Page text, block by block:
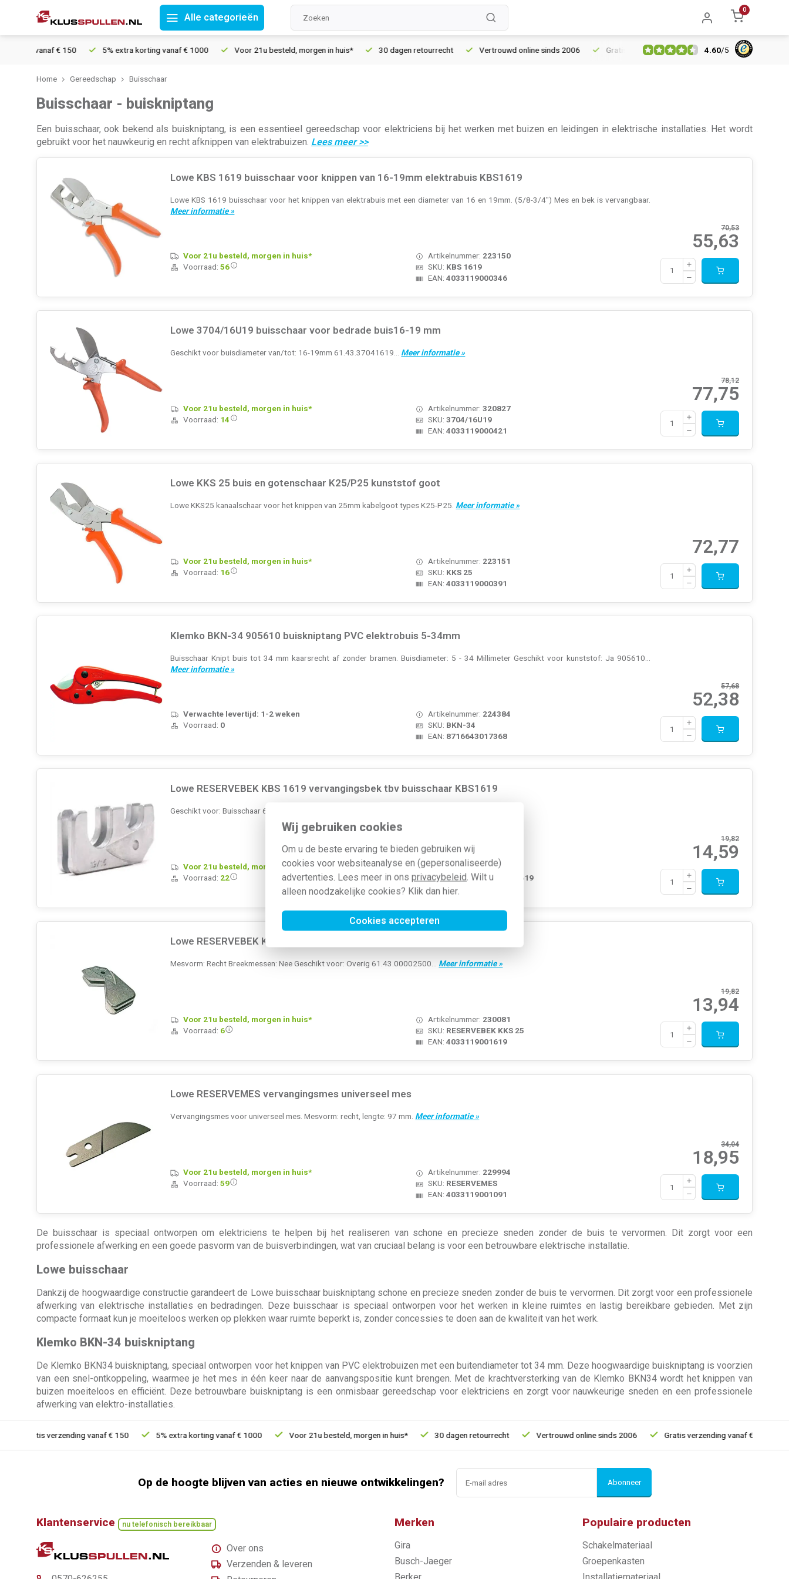
Wij gebruiken cookies
Om u de beste ervaring te bieden gebruiken wij
cookies voor websiteanalyse en (gepersonaliseerde)
advertenties. Lees meer in ons privacybeleid. Wilt u
alleen noodzakelijke cookies? Klik dan hier.
Cookies accepteren
Alle categorieën
0
vanaf € 150 5% extra korting vanaf € 1000 Voor 21u besteld, morgen in huis* 30 dagen retourrecht Vertrouwd online sinds 2006 Gratis verzending vanaf € 150 5% extra korting
4.60/5
Home Gereedschap Buisschaar
Buisschaar - buiskniptang
Een buisschaar, ook bekend als buiskniptang, is een essentieel gereedschap voor elektriciens bij het werken met buizen en leidingen in elektrische installaties. Het wordt
gebruikt voor het nauwkeurig en recht afknippen van elektrabuizen. Lees meer>>
Lowe KBS 1619 buisschaar voor knippen van 16-19mm elektrabuis KBS1619
Lowe KBS 1619 buisschaar voor het knippen van elektrabuis met een diameter van 16 en 19mm. (5/8-3/4") Mes en bek is vervangbaar.
Meer informatie »
70,53
55,63
Artikelnummer: 223150
SKU: KBS 1619
EAN:4033119000346
Voor 21u besteld, morgen in huis*
Voorraad: 56
Lowe 3704/16U19 buisschaar voor bedrade buis16-19 mm
Geschikt voor buisdiameter van/tot: 16-19mm 61.43.37041619... Meer informatie »
78,12
77,75
Artikelnummer:320827
SKU:3704/16U19
EAN:4033119000421
Voor 21u besteld, morgen in huis*
Voorraad: 14
Lowe KKS 25 buis en gotenschaar K25/P25 kunststof goot
Lowe KKS25 kanaalschaar voor het knippen van 25mm kabelgoot types K25-P25. Meer informatie »
72,77
Artikelnummer: 223151
SKU: KKS 25
EAN:4033119000391
Voor 21u besteld, morgen in huis*
Voorraad: 16
Klemko BKN-34 905610 buiskniptang PVC elektrobuis 5-34mm
Buisschaar Knipt buis tot 34 mm kaarsrecht af zonder bramen. Buisdiameter: 5 - 34 Millimeter Geschikt voor kunststof: Ja 905610...
Meer informatie »
57,68
52,38
Artikelnummer: 224384
SKU: BKN-34
EAN: 8716643017368
Verwachte levertijd: 1-2 weken
Voorraad: 0
Lowe RESERVEBEK KBS 1619 vervangingsbek tbv buisschaar KBS1619
Geschikt voor: Buisschaar 61.43.00001619...
19,82
14,59
Artikelnummer:230051
SKU:RESERVEBEK KBS 1619
EAN:4033119001626
Voor 21u besteld, morgen in huis*
Voorraad: 22
Lowe RESERVEBEK KKS 25 vervangingsbek tbv KKS 25 gotenschaar
Mesvorm: Recht Breekmessen: Nee Geschikt voor: Overig 61.43.00002500... Meer informatie »
19,82
13,94
Artikelnummer: 230081
SKU: RESERVEBEK KKS 25
EAN:4033119001619
Voor 21u besteld, morgen in huis*
Voorraad: 6
Lowe RESERVEMES vervangingsmes universeel mes
Vervangingsmes voor universeel mes. Mesvorm: recht, lengte: 97 mm. Meer informatie »
34,04
18,95
Artikelnummer: 229994
SKU: RESERVEMES
EAN:4033119001091
Voor 21u besteld, morgen in huis*
Voorraad: 59
De buisschaar is speciaal ontworpen om elektriciens te helpen bij het realiseren van schone en precieze sneden zonder de buis te vervormen. Dit zorgt voor een
professionele afwerking en een goede pasvorm van de buisverbindingen, wat van cruciaal belang is voor een betrouwbare elektrische installatie.
Lowe buisschaar
Dankzij de hoogwaardige constructie garandeert de Lowe buisschaar buiskniptang schone en precieze sneden zonder de buis te vervormen. Dit zorgt voor een professionele
afwerking van elektrische installaties en bedradingen. Deze buisschaar is speciaal ontworpen voor het werken in kleine ruimtes en lastig bereikbare gebieden. Met zijn
compacte formaat kun je moeiteloos werken op plekken waar ruimte beperkt is, zonder concessies te doen aan de kwaliteit van het werk.
Klemko BKN-34 buiskniptang
De Klemko BKN34 buiskniptang, speciaal ontworpen voor het knippen van PVC elektrobuizen met een buitendiameter tot 34 mm. Deze hoogwaardige buiskniptang is voorzien
van een snel-ontkoppeling, waarmee je het mes in één keer naar de aanvangspositie kunt brengen. Met de krachtversterking van de Klemko BKN34 wordt het knippen van
buizen moeiteloos en efficiënt. Deze betrouwbare buiskniptang is een onmisbaar gereedschap voor elektriciens en zorgt voor nauwkeurige sneden en een professionele
afwerking van elektro-installaties.
Gratis verzending vanaf € 150 5% extra korting vanaf € 1000 Voor 21u besteld, morgen in huis* 30 dagen retourrecht Vertrouwd online sinds 2006 Gratis verzending vanaf € 150
Op de hoogte blijven van acties en nieuwe ontwikkelingen? Abonneer
Klantenservice nu telefonisch bereikbaar
Over ons
Verzenden & leveren
Merken
Gira
Busch-Jaeger
Populaire producten
Schakelmateriaal
Groepenkasten